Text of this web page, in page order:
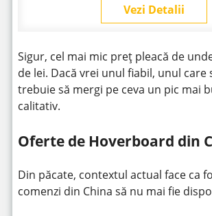
Vezi Detalii
Sigur, cel mai mic preț pleacă de
de lei. Dacă vrei unul fiabil, unul care
trebuie să mergi pe ceva un pic mai
calitativ.
Oferte de Hoverboard din
Din păcate, contextul actual face ca
comenzi din China să nu mai fie